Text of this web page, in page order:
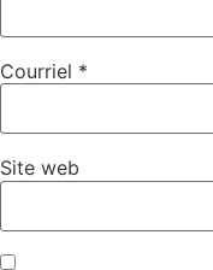
Courriel *
Site web